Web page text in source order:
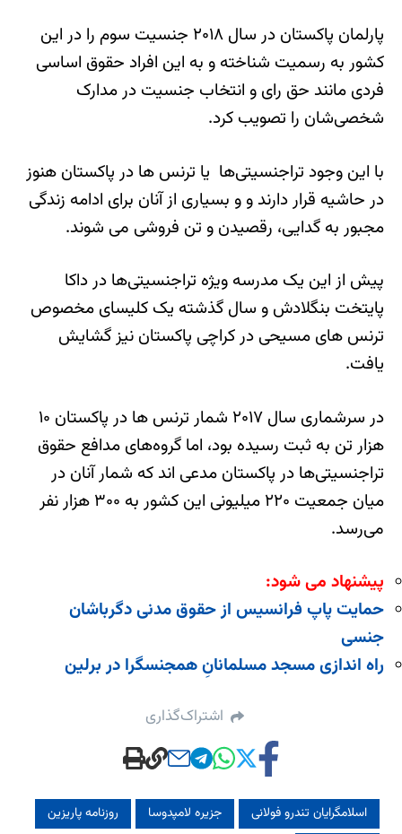
پارلمان پاکستان در سال ۲۰۱۸ جنسیت سوم را در این
کشور به رسمیت شناخته و به این افراد حقوق اساسی
فردی مانند حق رای و انتخاب جنسیت در مدارک
شخصی‌شان را تصویب کرد.
با این وجود تراجنسیتی‌ها یا ترنس ها در پاکستان هنوز
در حاشیه قرار دارند و و بسیاری از آنان برای ادامه زندگی
مجبور به گدایی، رقصیدن و تن فروشی می شوند.
پیش از این یک مدرسه ویژه تراجنسیتی‌ها در داکا
پایتخت بنگلادش و سال گذشته یک کلیسای مخصوص
ترنس های مسیحی در کراچی پاکستان نیز گشایش
یافت.
در سرشماری سال ۲۰۱۷ شمار ترنس ها در پاکستان ۱۰
هزار تن به ثبت رسیده بود، اما گروه‌های مدافع حقوق
تراجنسیتی‌ها در پاکستان مدعی اند که شمار آنان در
میان جمعیت ۲۲۰ میلیونی این کشور به ۳۰۰ هزار نفر
می‌رسد.
پیشنهاد می شود:
حمایت پاپ فرانسیس از حقوق مدنی دگرباشان
جنسی
راه اندازی مسجد مسلمانانِ همجنسگرا در برلین
اشتراک‌گذاری
اسلامگرایان تندرو فولانی جزیره لامپدوسا
روزنامه پاریزین